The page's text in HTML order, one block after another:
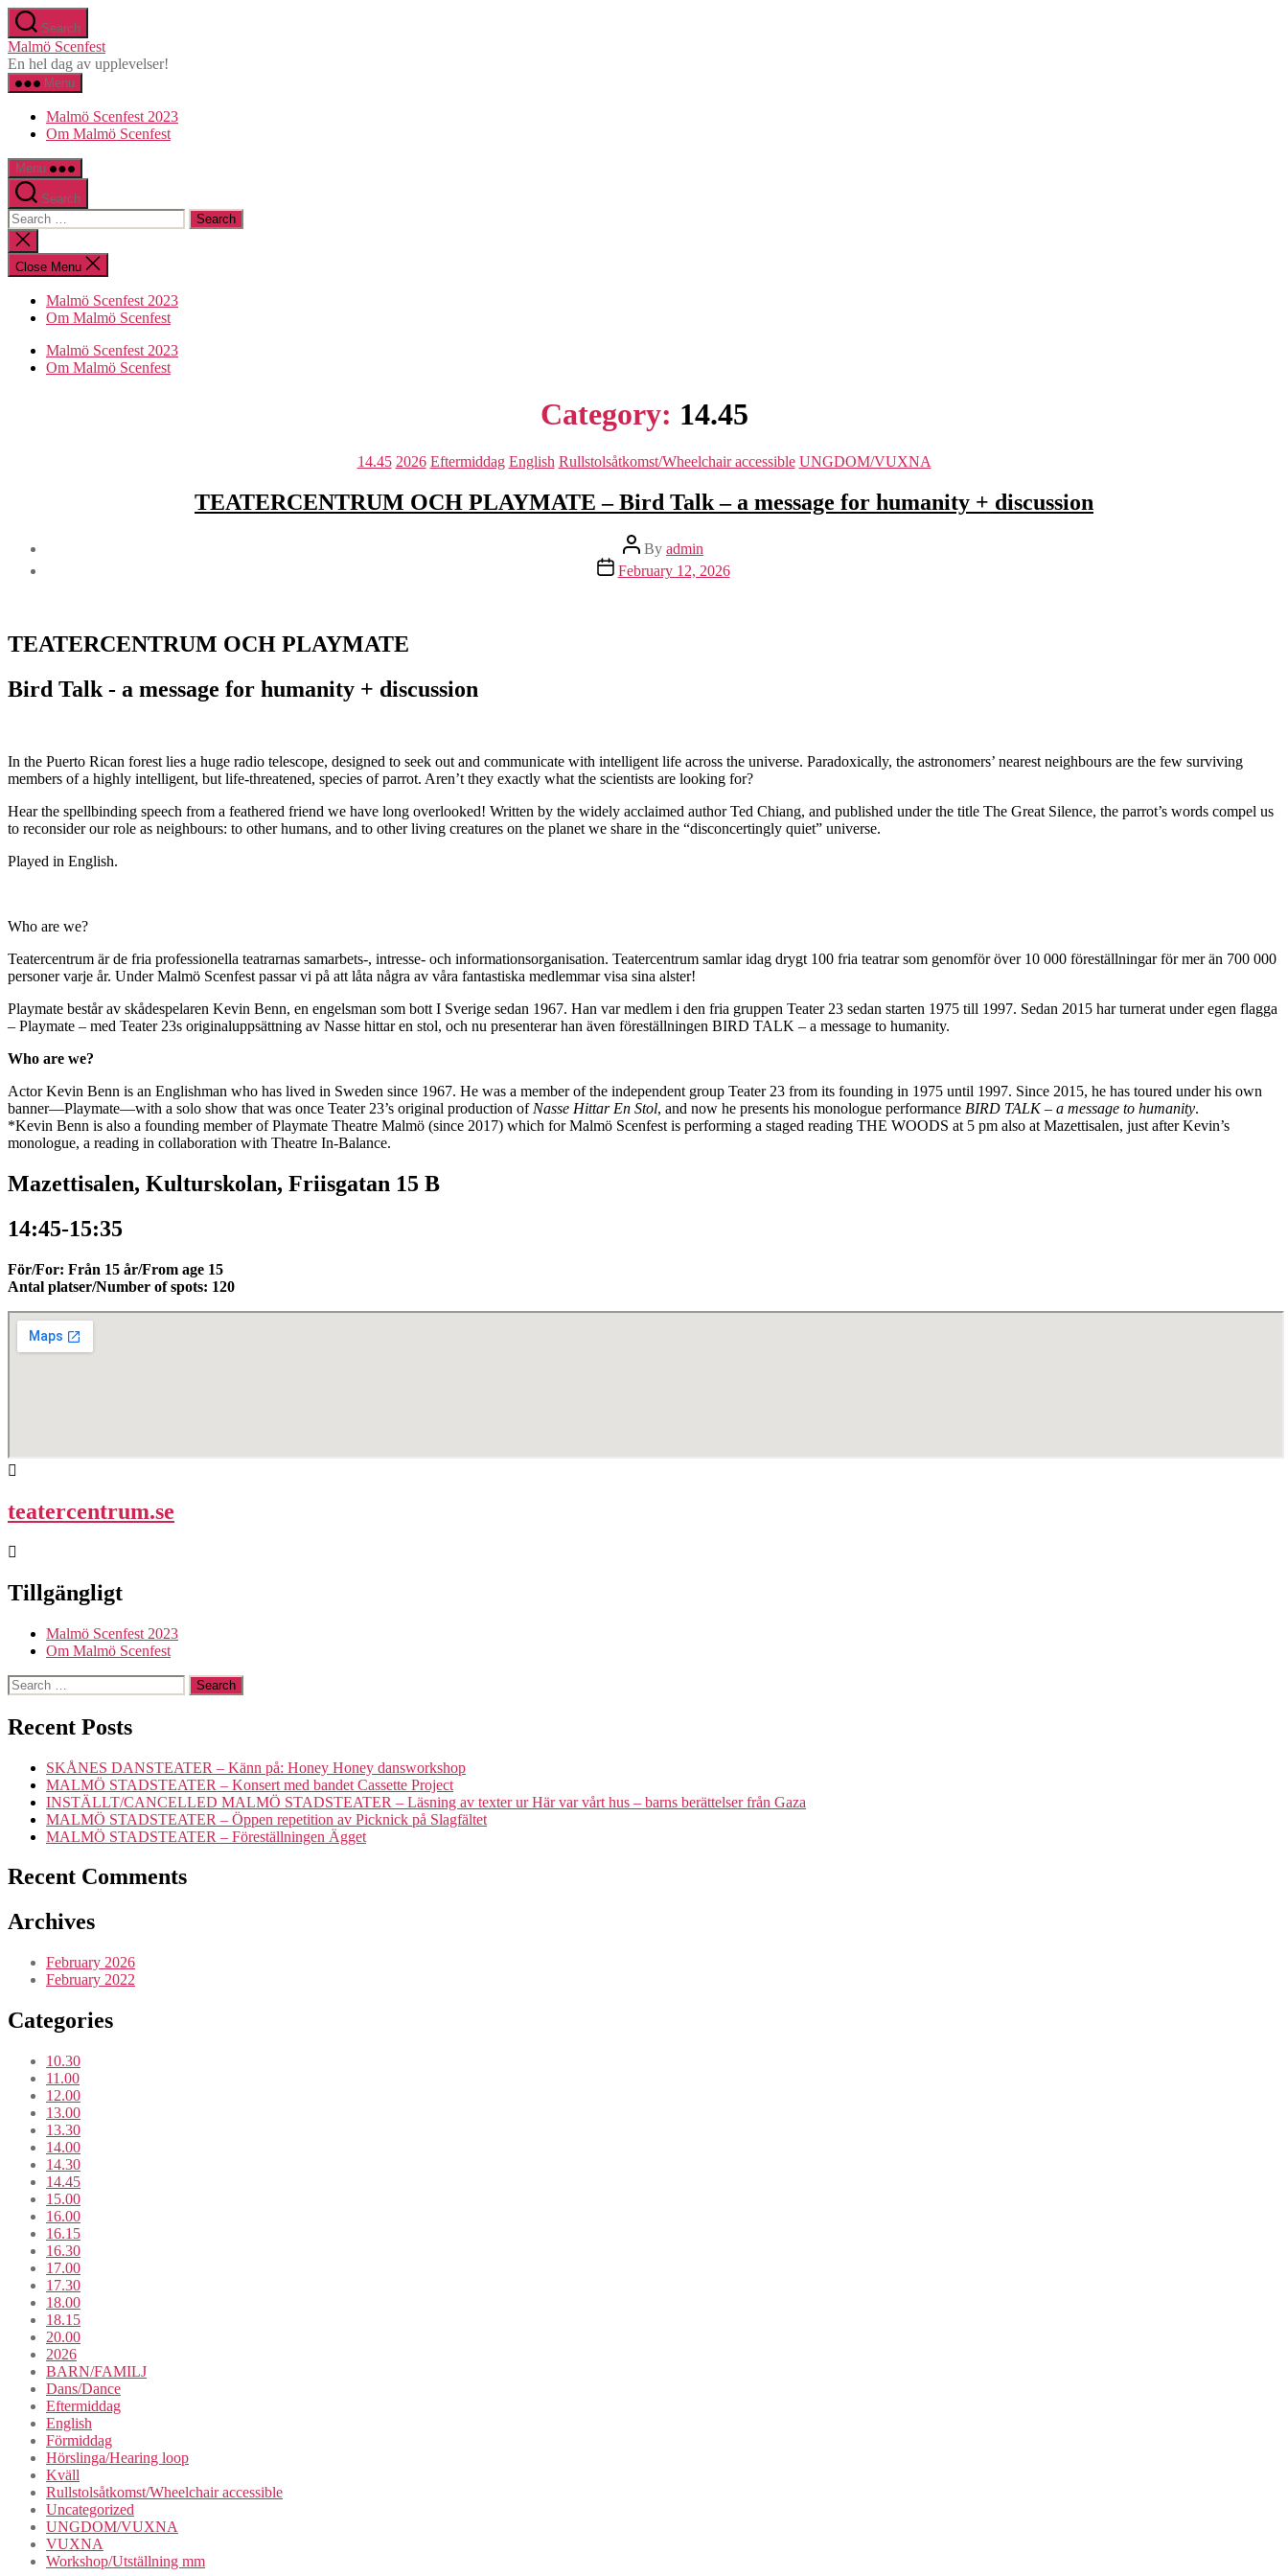
Skip
to
the
content
Search
Malmö Scenfest
En hel dag av upplevelser!
Menu
Malmö Scenfest 2023
Om Malmö Scenfest
Menu
Search
Search
for:
Close
search
Close Menu
Malmö Scenfest 2023
Om Malmö Scenfest
Malmö Scenfest 2023
Om Malmö Scenfest
Category: 14.45
Categories
14.45 2026 Eftermiddag English Rullstolsåtkomst/Wheelchair accessible UNGDOM/VUXNA
TEATERCENTRUM OCH PLAYMATE – Bird Talk – a message for humanity + discussion
Post
author
By admin
Post
date
February 12, 2026
TEATERCENTRUM OCH PLAYMATE
Bird Talk - a message for humanity + discussion
In the Puerto Rican forest lies a huge radio telescope, designed to seek out and communicate with intelligent life across the universe. Paradoxically, the astronomers’ nearest neighbours are the few surviving
members of a highly intelligent, but life-threatened, species of parrot. Aren’t they exactly what the scientists are looking for?
Hear the spellbinding speech from a feathered friend we have long overlooked! Written by the widely acclaimed author Ted Chiang, and published under the title The Great Silence, the parrot’s words compel us
to reconsider our role as neighbours: to other humans, and to other living creatures on the planet we share in the “disconcertingly quiet” universe.
Played in English.
Who are we?
Teatercentrum är de fria professionella teatrarnas samarbets-, intresse- och informationsorganisation. Teatercentrum samlar idag drygt 100 fria teatrar som genomför över 10 000 föreställningar för mer än 700 000
personer varje år. Under Malmö Scenfest passar vi på att låta några av våra fantastiska medlemmar visa sina alster!
Playmate består av skådespelaren Kevin Benn, en engelsman som bott I Sverige sedan 1967. Han var medlem i den fria gruppen Teater 23 sedan starten 1975 till 1997. Sedan 2015 har turnerat under egen flagga
– Playmate – med Teater 23s originaluppsättning av Nasse hittar en stol, och nu presenterar han även föreställningen BIRD TALK – a message to humanity.
Who are we?
Actor Kevin Benn is an Englishman who has lived in Sweden since 1967. He was a member of the independent group Teater 23 from its founding in 1975 until 1997. Since 2015, he has toured under his own
banner—Playmate—with a solo show that was once Teater 23’s original production ofNasse Hittar En Stol, and now he presents his monologue performance BIRD TALK – a message to humanity.
*Kevin Benn is also a founding member of Playmate Theatre Malmö (since 2017) which for Malmö Scenfest is performing a staged reading THE WOODS at 5 pm also at Mazettisalen, just after Kevin’s
monologue, a reading in collaboration with Theatre In-Balance.
Mazettisalen, Kulturskolan, Friisgatan 15 B
14:45-15:35
För/For: Från 15 år/From age 15
Antal platser/Number of spots: 120
teatercentrum.se
Tillgängligt
Malmö Scenfest 2023
Om Malmö Scenfest
Search
for:
Recent Posts
SKÅNES DANSTEATER – Känn på: Honey Honey dansworkshop
MALMÖ STADSTEATER – Konsert med bandet Cassette Project
INSTÄLLT/CANCELLED MALMÖ STADSTEATER – Läsning av texter ur Här var vårt hus – barns berättelser från Gaza
MALMÖ STADSTEATER – Öppen repetition av Picknick på Slagfältet
MALMÖ STADSTEATER – Föreställningen Ägget
Recent Comments
Archives
February 2026
February 2022
Categories
10.30
11.00
12.00
13.00
13.30
14.00
14.30
14.45
15.00
16.00
16.15
16.30
17.00
17.30
18.00
18.15
20.00
2026
BARN/FAMILJ
Dans/Dance
Eftermiddag
English
Förmiddag
Hörslinga/Hearing loop
Kväll
Rullstolsåtkomst/Wheelchair accessible
Uncategorized
UNGDOM/VUXNA
VUXNA
Workshop/Utställning mm